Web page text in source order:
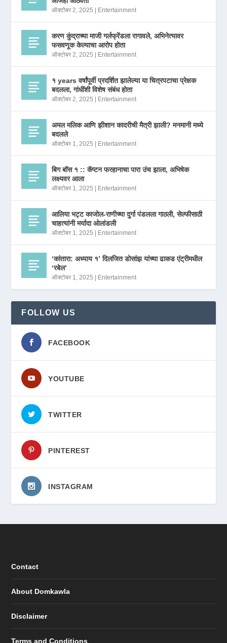
ऑक्टोबर 2, 2025 | Entertainment
करण कुंद्राच्या माजी गर्लफ्रेंडला रागावले, अभिनेत्यावर
फसवणूक केल्याचा आरोप होता
ऑक्टोबर 2, 2025 | Entertainment
१ years वर्षांपूर्वी प्रदर्शित झालेल्या या चित्रपटाचा प्रेक्षक
बदलला, गांधींशी विशेष संबंध होता
ऑक्टोबर 2, 2025 | Entertainment
अमल मलिक आणि झीशान कादरीची मैत्री झाली? मनमानी मध्ये
बदलले
ऑक्टोबर 1, 2025 | Entertainment
बिग बॉस १ :: कॅप्टन फरहानाचा पारा उंच झाला, अभिषेक
लक्ष्यवर आला
ऑक्टोबर 1, 2025 | Entertainment
आलिया भट्ट काजोल-राणीच्या दुर्गा पंडलला गाठली, सेल्फीसाठी
चाहत्यांनी मर्यादा ओलांडली
ऑक्टोबर 1, 2025 | Entertainment
‘कांतारा: अध्याय १’ दिलजित डोसांझ यांच्या ढाकड एंट्रीमधील
‘रबेल’
ऑक्टोबर 1, 2025 | Entertainment
FOLLOW US
FACEBOOK
YOUTUBE
TWITTER
PINTEREST
INSTAGRAM
Contact
About Domkawla
Disclaimer
Terms and Conditions